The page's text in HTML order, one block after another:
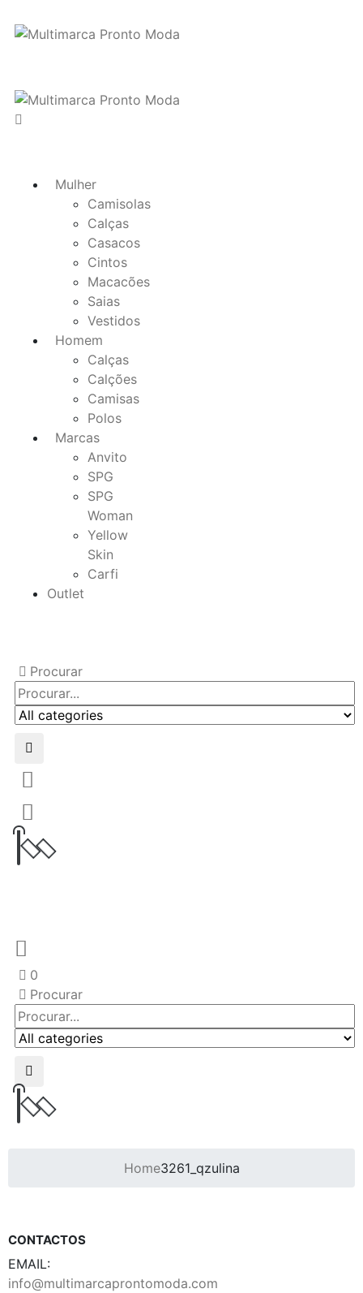
Mulher
Camisolas
Calças
Casacos
Cintos
Macacões
Saias
Vestidos
Homem
Calças
Calções
Camisas
Polos
Marcas
Anvito
SPG
SPG
Woman
Yellow
Skin
Carfi
Outlet
Procurar
0
Procurar
Home3261_qzulina
CONTACTOS
EMAIL:
info@multimarcaprontomoda.com